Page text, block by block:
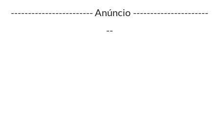
------------------------ Anúncio ----------------------
--